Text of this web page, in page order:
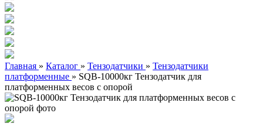
Главная » Каталог » Тензодатчики » Тензодатчики
платформенные » SQB-10000кг Тензодатчик для
платформенных весов с опорой